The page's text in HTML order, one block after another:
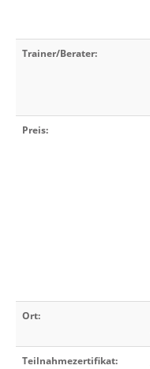
Trainer/Berater:
Preis:
Ort:
Teilnahmezertifikat: